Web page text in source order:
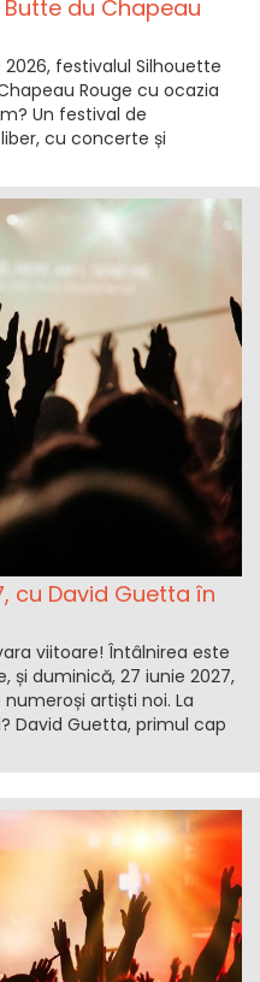
du Chapeau
festivalul Silhouette
Rouge cu ocazia
Un festival de
cu concerte și
cu David Guetta în
viitoare! Întâlnirea este
și duminică, 27 iunie 2027,
artiști noi. La
David Guetta, primul cap